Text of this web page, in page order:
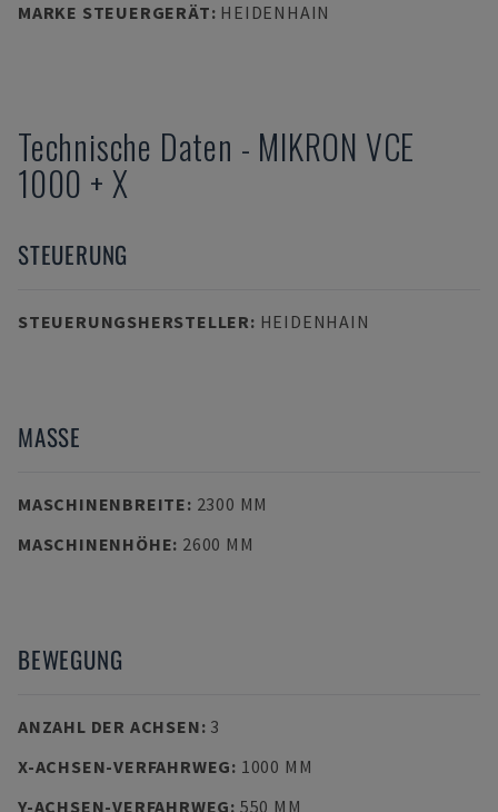
MARKE STEUERGERÄT: HEIDENHAIN
Technische Daten - MIKRON VCE
1000 + X
STEUERUNG
STEUERUNGSHERSTELLER: HEIDENHAIN
MASSE
MASCHINENBREITE: 2300 MM
MASCHINENHÖHE: 2600 MM
BEWEGUNG
ANZAHL DER ACHSEN: 3
X-ACHSEN-VERFAHRWEG: 1000 MM
Y-ACHSEN-VERFAHRWEG: 550 MM